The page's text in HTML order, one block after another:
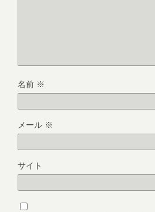
名前 ※
メール ※
サイト